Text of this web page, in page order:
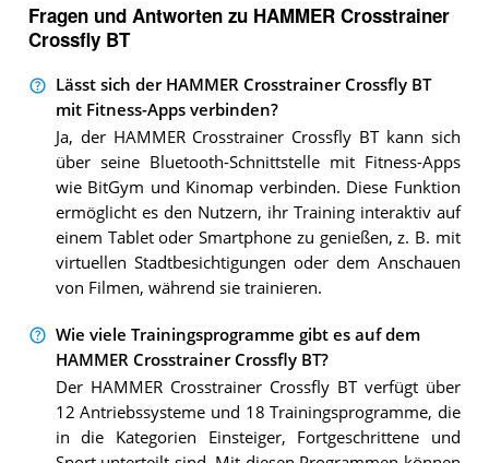
Fragen und Antworten zu HAMMER Crosstrainer
Crossfly BT
Lässt sich der HAMMER Crosstrainer Crossfly BT
mit Fitness-Apps verbinden?
Ja, der HAMMER Crosstrainer Crossfly BT kann sich
über seine Bluetooth-Schnittstelle mit Fitness-Apps
wie BitGym und Kinomap verbinden. Diese Funktion
ermöglicht es den Nutzern, ihr Training interaktiv auf
einem Tablet oder Smartphone zu genießen, z. B. mit
virtuellen Stadtbesichtigungen oder dem Anschauen
von Filmen, während sie trainieren.
Wie viele Trainingsprogramme gibt es auf dem
HAMMER Crosstrainer Crossfly BT?
Der HAMMER Crosstrainer Crossfly BT verfügt über
12 Antriebssysteme und 18 Trainingsprogramme, die
in die Kategorien Einsteiger, Fortgeschrittene und